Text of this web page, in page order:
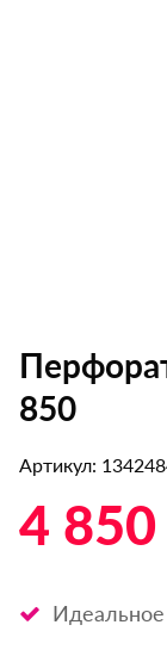
850
Артикул:
4 850
Идеальное